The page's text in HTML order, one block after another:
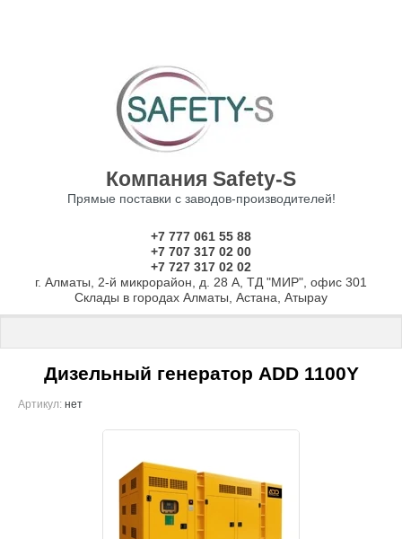
Компания Safety-S
Прямые поставки с заводов-производителей!
+7 777 061 55 88
+7 707 317 02 00
+7 727 317 02 02
г. Алматы, 2-й микрорайон, д. 28 А, ТД "МИР", офис 301
Склады в городах Алматы, Астана, Атырау
Дизельные генераторы от 10 до 2000 кВТ
Дизельный генератор ADD 1100Y
Артикул: нет